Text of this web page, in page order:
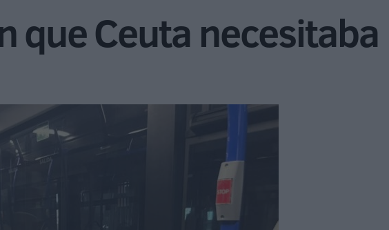
que Ceuta necesitaba